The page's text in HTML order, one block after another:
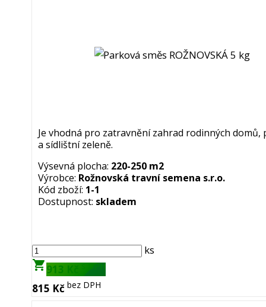
Je vhodná pro zatravnění zahrad rodinných domů,
a sídlištní zeleně.
Výsevná plocha: 220-250 m2
Výrobce: Rožnovská travní semena s.r.o.
Kód zboží: 1-1
Dostupnost: skladem
ks
shopping_cart913 Kč s DPH
815 Kč bez DPH